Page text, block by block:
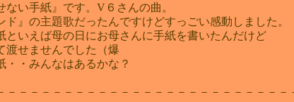
ない手紙』です。V６さんの曲。
ド』の主題歌だったんですけどすっごい感動しました。
といえば母の日にお母さんに手紙を書いたんだけど
渡せませんでした（爆
・・みんなはあるかな？
－－－－－－－－－－－－－－－－－－－－－－－－－